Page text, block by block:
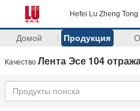
Hefei Lu Zheng
Домой Продукция
Качество Лента Эсе 104